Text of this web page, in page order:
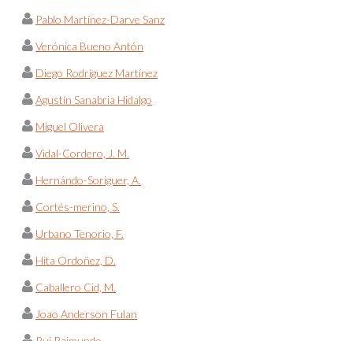
Pablo Martínez-Darve Sanz
Verónica Bueno Antón
Diego Rodríguez Martínez
Agustín Sanabria Hidalgo
Miguel Olivera
Vidal-Cordero, J. M.
Hernándo-Soriguer, A.
Cortés-merino, S.
Urbano Tenorio, F.
Hita Ordoñez, D.
Caballero Cid, M.
Joao Anderson Fulan